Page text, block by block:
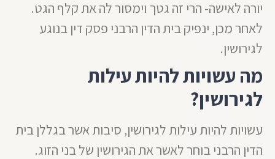
יורה לאישה- הרי זה גטך וימסור לה את קלף הגט.
לאחר מכן, ינפיק בית הדין הרבני פסק דין בנוגע
לגירושין.
מה עשויות להיות עילות
לגירושין?
עשויות להיות עילות לגירושין, סיבות אשר בגללן בית
הדין הרבני בוחר לאשר את הגירושין של בני הזוג.